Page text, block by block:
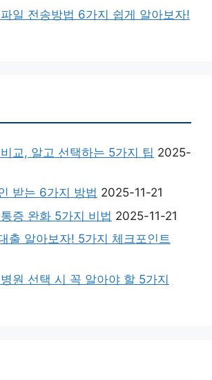
일 전송방법 6가지 쉽게 알아보자!
교, 알고 선택하는 5가지 팁 2025-
받는 6가지 방법 2025-11-21
증 완화 5가지 비법 2025-11-21
출 알아보자! 5가지 체크포인트
원 선택 시 꼭 알아야 할 5가지